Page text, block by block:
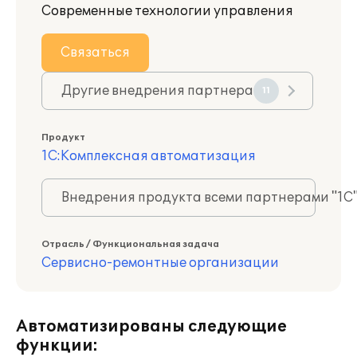
Современные технологии управления
Связаться
Другие внедрения партнера 11
Продукт
1С:Комплексная автоматизация
Внедрения продукта всеми партнерами
Отрасль / Функциональная задача
Сервисно-ремонтные организации
Автоматизированы следующие
функции: